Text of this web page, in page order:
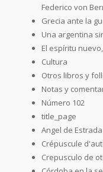
Federico von
Grecia ante la
Una argentina
El espíritu
Cultura
Otros libros y
Notas y
Número 102
title_page
Angel de
Crépuscule
Crepusculo de